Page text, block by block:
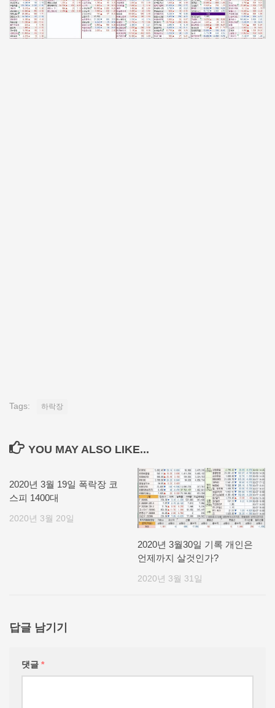
Tags: 하락장
YOU MAY ALSO LIKE...
2020년 3월 19일 폭락장 코
스피 1400대
2020년 3월 20일
2020년 3월30일 기록 개인은
언제까지 살것인가?
2020년 3월 31일
답글 남기기
댓글 *